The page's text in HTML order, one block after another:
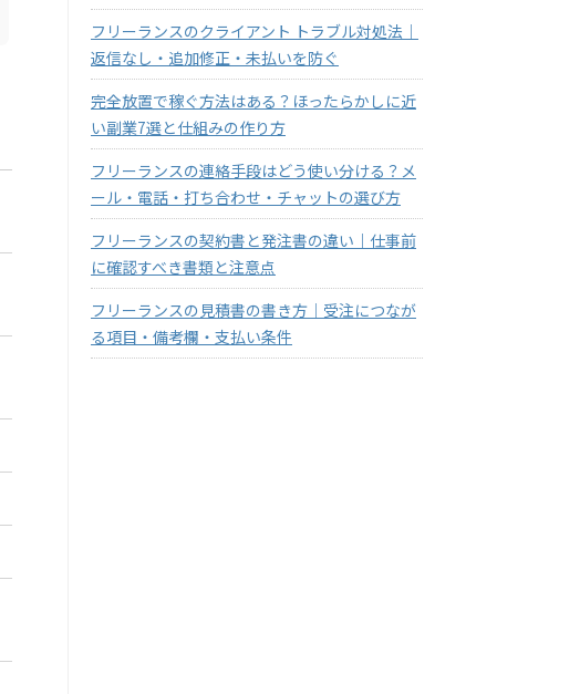
フリーランスのクライアント トラブル対処法｜
返信なし・追加修正・未払いを防ぐ
完全放置で稼ぐ方法はある？ほったらかしに近
い副業7選と仕組みの作り方
フリーランスの連絡手段はどう使い分ける？メ
ール・電話・打ち合わせ・チャットの選び方
フリーランスの契約書と発注書の違い｜仕事前
に確認すべき書類と注意点
フリーランスの見積書の書き方｜受注につなが
る項目・備考欄・支払い条件